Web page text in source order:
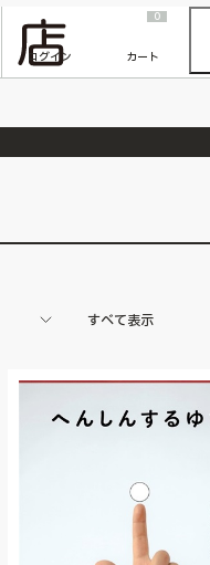
『ONE PIECE magazine 021 ONE PIECEカード付き同梱版』発売延期のご案内
ログイン
0
カート
すべて表示